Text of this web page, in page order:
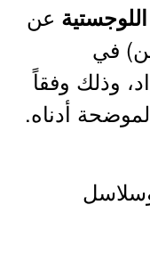
عن
في
وذلك وفقاً
أدناه.